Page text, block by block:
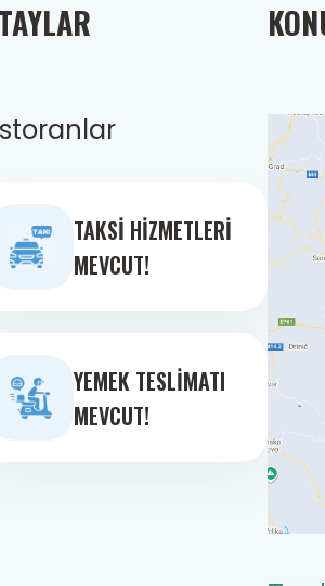
TAKSI HIZMETLERI
MEVCUT!
YEMEK TESLIMATI
MEVCUT!